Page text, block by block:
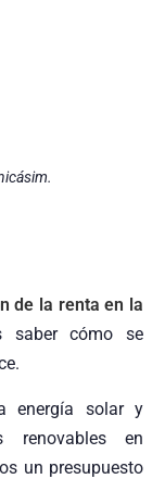
de la renta en la
saber cómo se
energía solar y
renovables en
un presupuesto